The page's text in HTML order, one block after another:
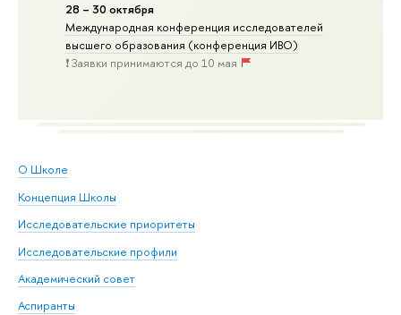
28 – 30 октября
Международная конференция исследователей
высшего образования (конференция ИВО)
❗️ Заявки принимаются до 10 мая
О Школе
Концепция Школы
Исследовательские приоритеты
Исследовательские профили
Академический совет
Аспиранты